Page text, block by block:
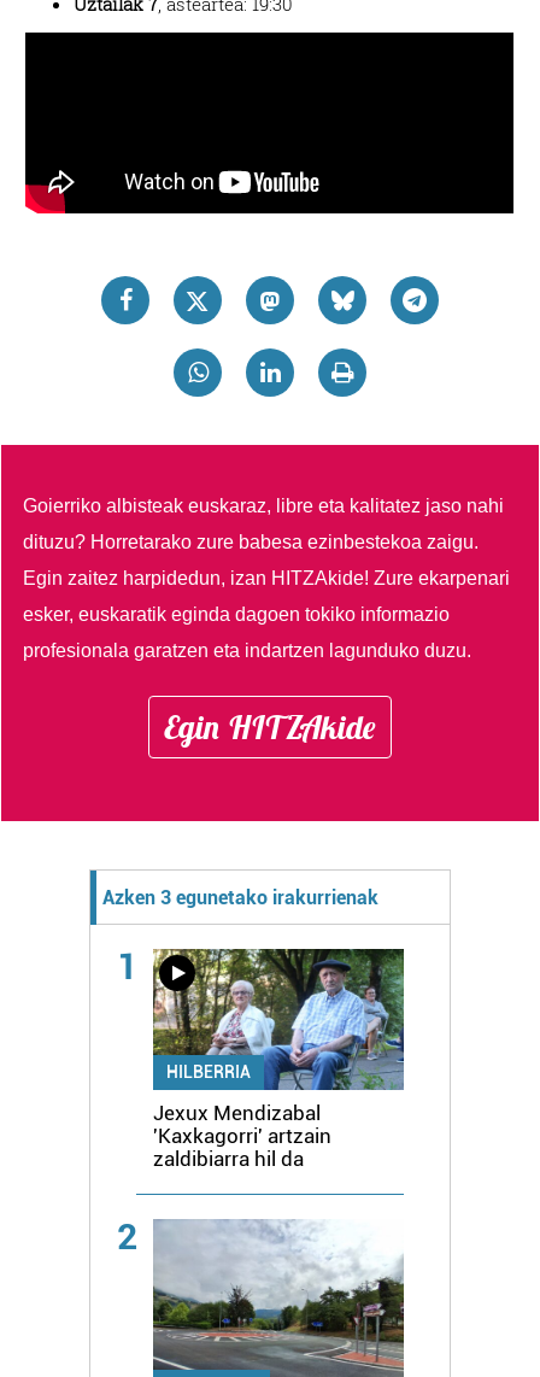
Goierriko albisteak euskaraz, libre eta kalitatez jaso nahi
dituzu? Horretarako zure babesa ezinbestekoa zaigu.
Egin zaitez harpidedun, izan HITZAkide!Zure ekarpenari
esker, euskaratik eginda dagoen tokiko informazio
profesionala garatzen eta indartzen lagunduko duzu.
Egin HITZAkide
Azken 3 egunetako irakurrienak
1
HILBERRIA
Jexux Mendizabal
'Kaxkagorri' artzain
zaldibiarra hil da
2